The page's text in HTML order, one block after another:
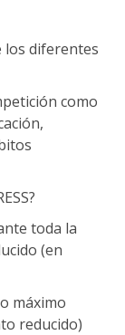
los diferentes
como
toda la
(en
máximo
reducido)